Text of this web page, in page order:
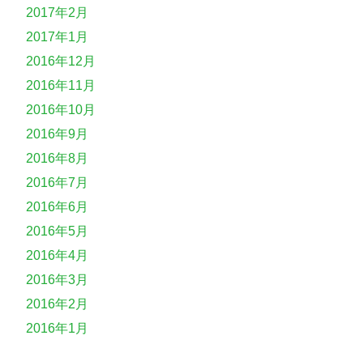
2017年2月
2017年1月
2016年12月
2016年11月
2016年10月
2016年9月
2016年8月
2016年7月
2016年6月
2016年5月
2016年4月
2016年3月
2016年2月
2016年1月